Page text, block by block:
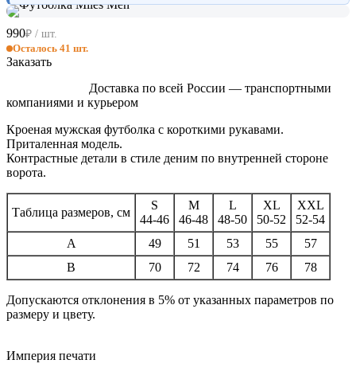
990₽ / шт.
Осталось 41 шт.
Заказать
Доставка по всей России — транспортными
компаниями и курьером
Кроеная мужская футболка с короткими рукавами.
Приталенная модель.
Контрастные детали в стиле деним по внутренней стороне
ворота.
Таблица размеров, см
S
44-46
M
46-48
L
48-50
XL
50-52
XXL
52-54
A
49 51 53 55
57
B
70 72 74 76 78
Допускаются отклонения в 5% от указанных параметров по
размеру и цвету.
Империя печати